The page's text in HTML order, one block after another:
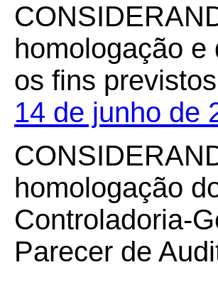
homologação e
os fins
14 de junho de
homologação
Controladoria-
Parecer de